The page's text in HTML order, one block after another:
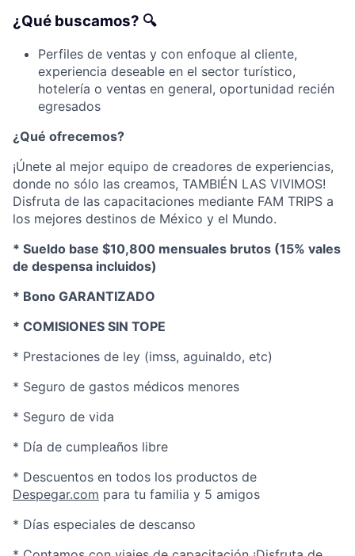
¿Qué buscamos? 🔍
Perfiles de ventas y con enfoque al cliente,
experiencia deseable en el sector turístico,
hotelería o ventas en general, oportunidad recién
egresados
¿Qué ofrecemos?
¡Únete al mejor equipo de creadores de experiencias,
donde no sólo las creamos, TAMBIÉN LAS VIVIMOS!
Disfruta de las capacitaciones mediante FAM TRIPS a
los mejores destinos de México y el Mundo.
* Sueldo base $10,800 mensuales brutos (15% vales
de despensa incluidos)
* Bono GARANTIZADO
* COMISIONES SIN TOPE
* Prestaciones de ley (imss, aguinaldo, etc)
* Seguro de gastos médicos menores
* Seguro de vida
* Día de cumpleaños libre
* Descuentos en todos los productos de
Despegar.com para tu familia y 5 amigos
* Días especiales de descanso